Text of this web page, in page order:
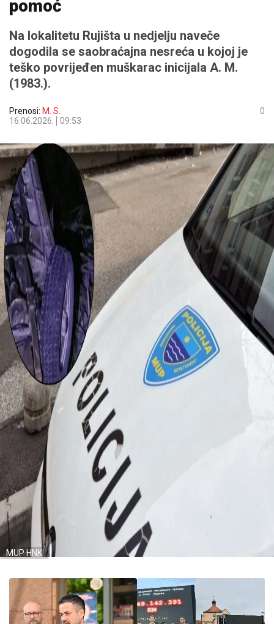
pomoć
Na lokalitetu Rujišta u nedjelju naveče
dogodila se saobraćajna nesreća u kojoj je
teško povrijeđen muškarac inicijala A. M.
(1983.).
Prenosi: M. S.
16.06.2026.
09:53
0
MUP HNK